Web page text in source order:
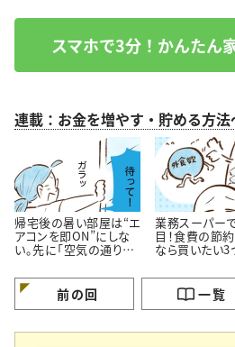
スマホで3分！かんたん
連載：お金を増やす・貯める方
帰宅後の暑い部屋は“エ
アコンを即ON”にしな
い。先に「空気の通り
業務スーパー
目！食費の節
なら買いたい3
前の回 一覧